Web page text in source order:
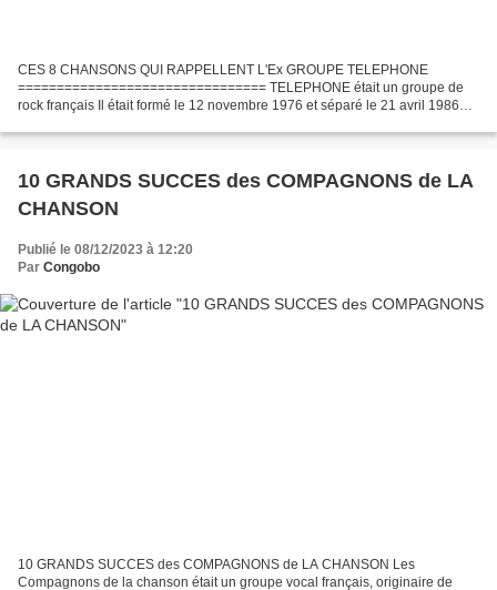
CES 8 CHANSONS QUI RAPPELLENT L'Ex GROUPE TELEPHONE
================================ TELEPHONE était un groupe de
rock français Il était formé le 12 novembre 1976 et séparé le 21 avril 1986
10 GRANDS SUCCES des COMPAGNONS de LA
CHANSON
Publié le 08/12/2023 à 12:20
Par Congobo
10 GRANDS SUCCES des COMPAGNONS de LA CHANSON Les
Compagnons de la chanson était un groupe vocal français, originaire de